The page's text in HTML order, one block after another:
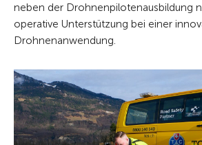
neben der Drohnenpilotenausbildung
operative Unterstützung bei einer
Drohnenanwendung.